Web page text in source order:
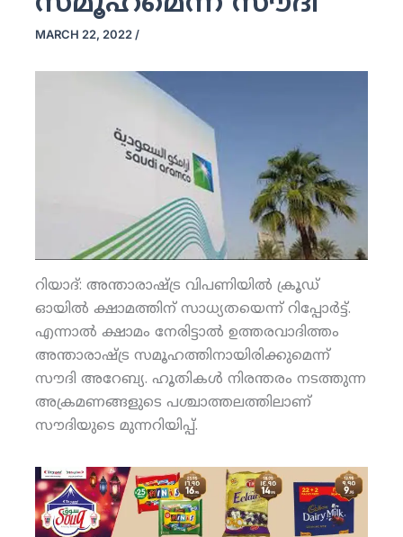
MARCH 22, 2022 /
റിയാദ്: അന്താരാഷ്ട്ര വിപണിയില്‍ ക്രൂഡ്
ഓയില്‍ ക്ഷാമത്തിന് സാധ്യതയെന്ന് റിപ്പോര്‍ട്ട്.
എന്നാല്‍ ക്ഷാമം നേരിട്ടാല്‍ ഉത്തരവാദിത്തം
അന്താരാഷ്ട്ര സമൂഹത്തിനായിരിക്കുമെന്ന്
സൗദി അറേബ്യ. ഹൂതികള്‍ നിരന്തരം നടത്തുന്ന
അക്രമണങ്ങളുടെ പശ്ചാത്തലത്തിലാണ്
സൗദിയുടെ മുന്നറിയിപ്പ്.